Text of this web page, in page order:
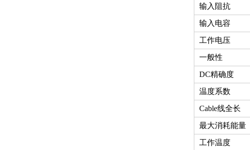
输入阻抗
输入电容
工作电压
一般性
DC精确度
温度系数
Cable线全长
最大消耗能量
工作温度